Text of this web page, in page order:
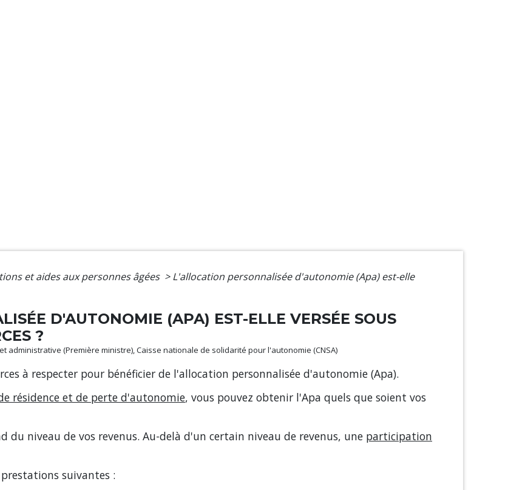
et aides aux personnes âgées > L'allocation personnalisée d'autonomie (Apa) est-elle
D'AUTONOMIE (APA) EST-ELLE VERSÉE SOUS
?
administrative (Première ministre), Caisse nationale de solidarité pour l'autonomie (CNSA)
à respecter pour bénéficier de l'allocation personnalisée d'autonomie (Apa).
résidence et de perte d'autonomie, vous pouvez obtenir l'Apa quels que soient vos
niveau de vos revenus. Au-delà d'un certain niveau de revenus, une participation
suivantes :